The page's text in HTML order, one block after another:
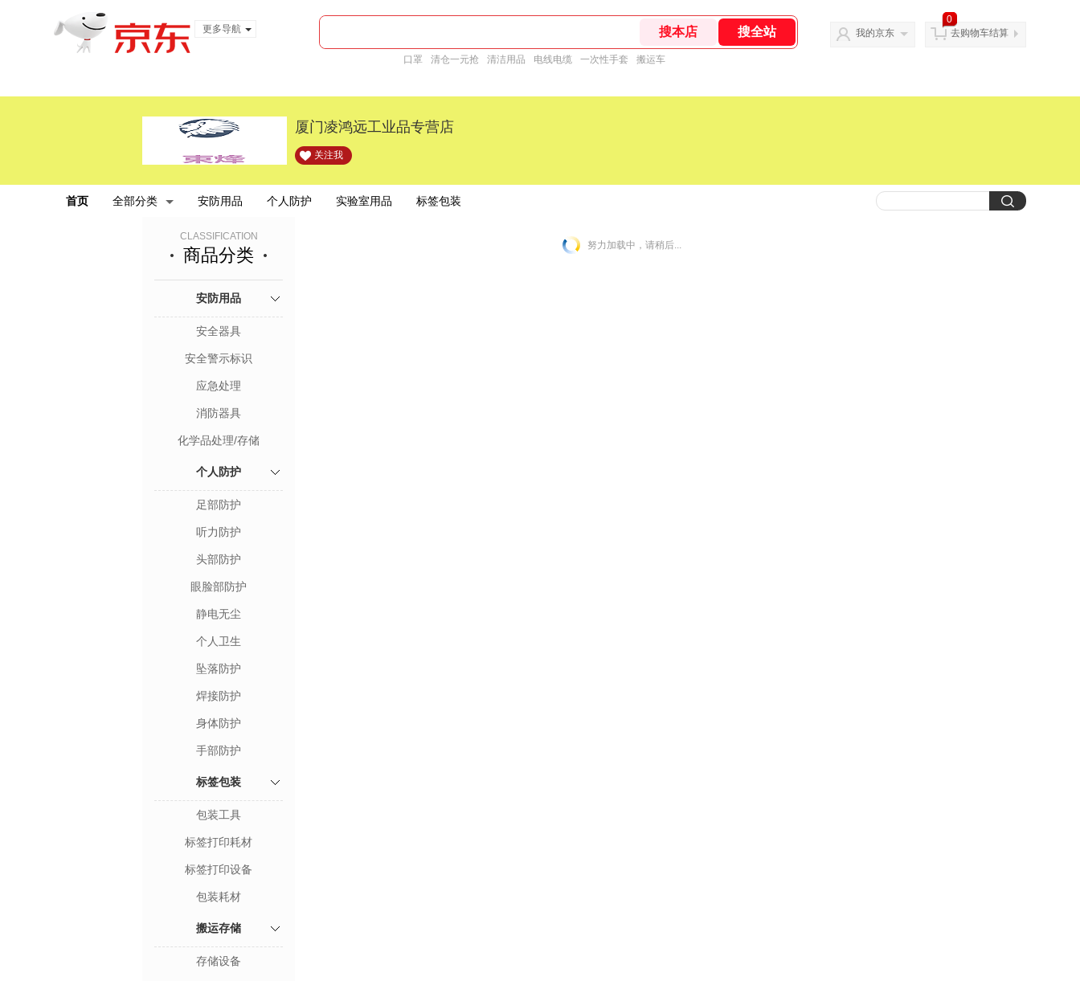
更多导航
口罩 清仓一元抢 清洁用品 电线电缆 一次性手套 搬运车
我的京东
0
去购物车结算
厦门凌鸿远工业品专营店
关注我
首页 全部分类 安防用品 个人防护 实验室用品 标签包装
CLASSIFICATION
商品分类
安防用品
安全器具
安全警示标识
应急处理
消防器具
化学品处理/存储
个人防护
足部防护
听力防护
头部防护
眼脸部防护
静电无尘
个人卫生
坠落防护
焊接防护
身体防护
手部防护
标签包装
包装工具
标签打印耗材
标签打印设备
包装耗材
搬运存储
存储设备
努力加载中，请稍后...